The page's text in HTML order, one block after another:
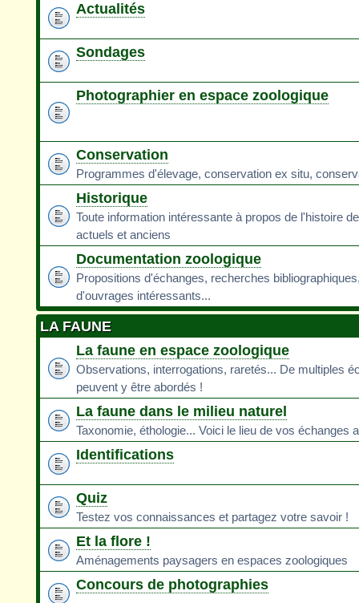
Actualités
Sondages
Photographier en espace zoologique
Conservation
Programmes d'élevage, conservation ex situ,
Historique
Toute information intéressante à propos de l'histoire
actuels et anciens
Documentation zoologique
Propositions d'échanges, recherches
d'ouvrages intéressants...
LA FAUNE
La faune en espace zoologique
Observations, interrogations, raretés... De multiples
peuvent y être abordés !
La faune dans le milieu naturel
Taxonomie, éthologie... Voici le lieu de vos échanges
Identifications
Quiz
Testez vos connaissances et partagez votre savoir !
Et la flore !
Aménagements paysagers en espaces zoologiques
Concours de photographies